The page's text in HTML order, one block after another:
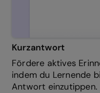
Kurzantwort
Fördere aktives
indem du Lernende
Antwort einzutippen.